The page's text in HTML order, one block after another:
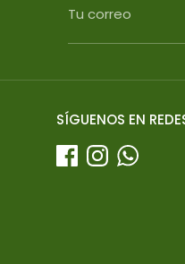
Tu correo
SÍGUENOS EN